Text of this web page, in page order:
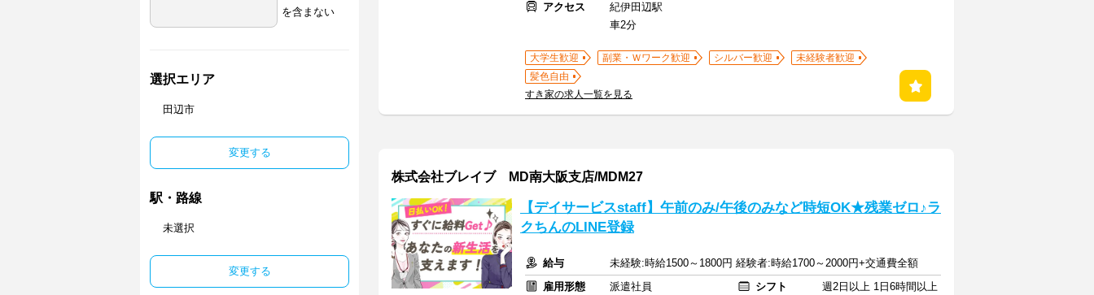
を含まない
選択エリア
田辺市
変更する
駅・路線
未選択
変更する
アクセス
紀伊田辺駅
車2分
大学生歓迎 副業・Ｗワーク歓迎 シルバー歓迎
未経験者歓迎
髪色自由
すき家の求人一覧を見る
株式会社ブレイブ MD南大阪支店/MDM27
【デイサービスstaff】午前のみ/午後のみなど時短OK★残業ゼロ♪ラ
クちんのLINE登録
給与
未経験:時給1500～1800円 経験者:時給1700～2000円+交通費全額
雇用形態
派遣社員 シフト
週2日以上 1日6時間以上